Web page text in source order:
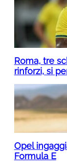
Roma, tre
rinforzi, si
Opel
Formula E